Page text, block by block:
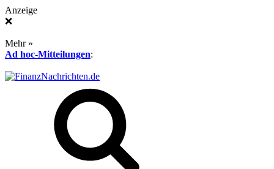
Anzeige
❌
Mehr »
Ad hoc-Mitteilungen: